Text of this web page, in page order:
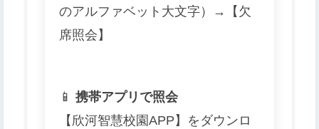
のアルファベット大文字）→【欠
席照会】
📱 携帯アプリで照会
【欣河智慧校園APP】をダウンロ